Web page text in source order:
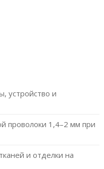
устройство и
проволоки 1,4–2 мм при
и отделки на